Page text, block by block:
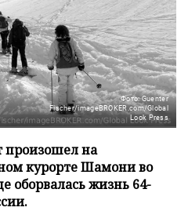
Фото: Guenter
Fischer/imageBROKER.com/Global
Look Press
произошел на
курорте Шамони во
оборвалась жизнь 64-